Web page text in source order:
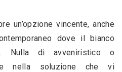
un’opzione vincente, anche
dove il bianco
Nulla di avveniristico o
nella soluzione che vi